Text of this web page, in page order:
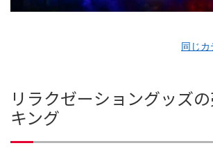
同じカ
リラクゼーショングッズ
キング